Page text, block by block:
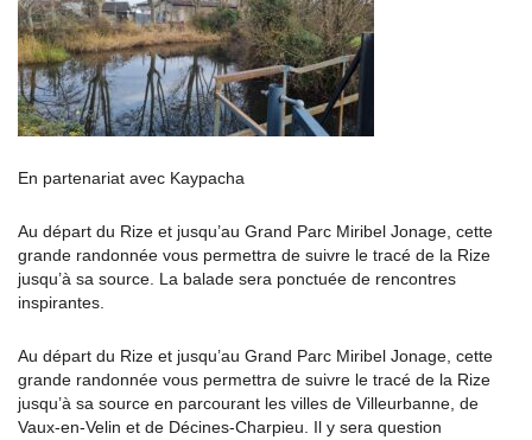
En partenariat avec Kaypacha
Au départ du Rize et jusqu’au Grand Parc Miribel Jonage, cette
grande randonnée vous permettra de suivre le tracé de la Rize
jusqu’à sa source. La balade sera ponctuée de rencontres
inspirantes.
Au départ du Rize et jusqu’au Grand Parc Miribel Jonage, cette
grande randonnée vous permettra de suivre le tracé de la Rize
jusqu’à sa source en parcourant les villes de Villeurbanne, de
Vaux-en-Velin et de Décines-Charpieu. Il y sera question